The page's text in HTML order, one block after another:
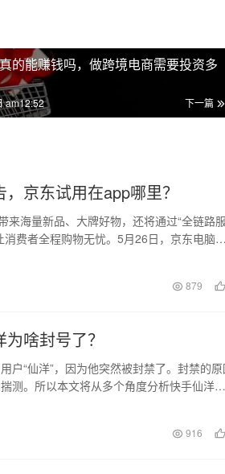
的能赚钱吗，做跨境电商需要投资多
下一篇
am12:52
京东试用在app哪里？
海量新品、大牌好物，还将通过“全链路服
费者全程购物无忧。5月26日，京东电脑数
879
啥封号了？
“仙洋”，因为他突然被封禁了。封禁的原
测。所以本文将从多个角度分析快手仙洋为
916